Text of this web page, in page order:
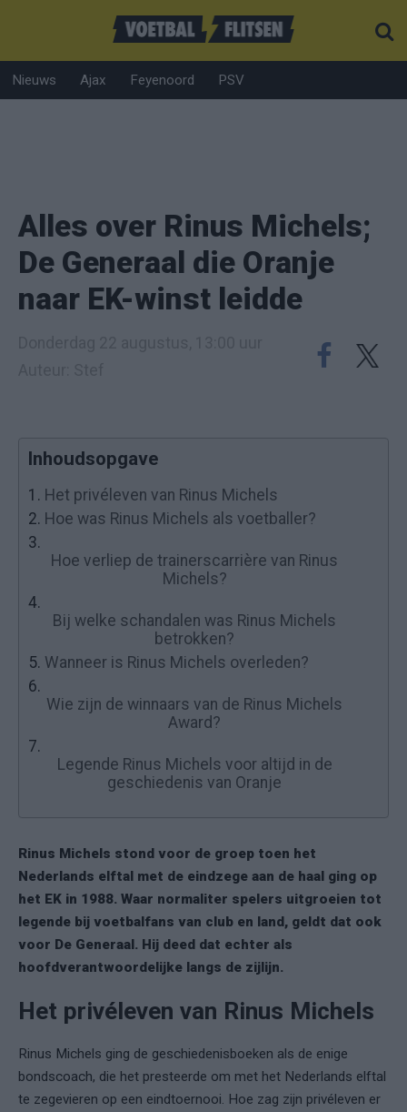
Nieuws Ajax Feyenoord PSV
Alles over Rinus Michels;
De Generaal die Oranje
naar EK-winst leidde
Inhoudsopgave
1. Het privéleven van Rinus Michels
2. Hoe was Rinus Michels als voetballer?
3.
Hoe verliep de trainerscarrière van Rinus
Michels?
4.
Bij welke schandalen was Rinus Michels
betrokken?
5. Wanneer is Rinus Michels overleden?
6.
Wie zijn de winnaars van de Rinus Michels
Award?
7.
Legende Rinus Michels voor altijd in de
geschiedenis van Oranje
Rinus Michels stond voor de groep toen het
Nederlands elftal met de eindzege aan de haal ging op
het EK in 1988. Waar normaliter spelers uitgroeien tot
legende bij voetbalfans van club en land, geldt dat ook
voor De Generaal. Hij deed dat echter als
hoofdverantwoordelijke langs de zijlijn.
Het privéleven van Rinus Michels
Rinus Michels ging de geschiedenisboeken als de enige
bondscoach, die het presteerde om met het Nederlands elftal
te zegevieren op een eindtoernooi. Hoe zag zijn privéleven er